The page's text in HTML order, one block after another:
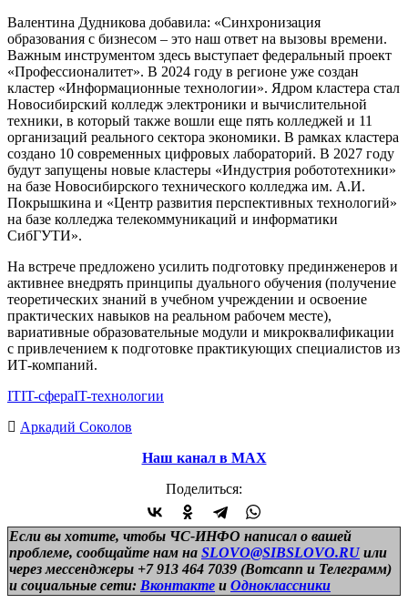
Валентина Дудникова добавила: «Синхронизация
образования с бизнесом – это наш ответ на вызовы времени.
Важным инструментом здесь выступает федеральный проект
«Профессионалитет». В 2024 году в регионе уже создан
кластер «Информационные технологии». Ядром кластера стал
Новосибирский колледж электроники и вычислительной
техники, в который также вошли еще пять колледжей и 11
организаций реального сектора экономики. В рамках кластера
создано 10 современных цифровых лабораторий. В 2027 году
будут запущены новые кластеры «Индустрия робототехники»
на базе Новосибирского технического колледжа им. А.И.
Покрышкина и «Центр развития перспективных технологий»
на базе колледжа телекоммуникаций и информатики
СибГУТИ».
На встрече предложено усилить подготовку прединженеров и
активнее внедрять принципы дуального обучения (получение
теоретических знаний в учебном учреждении и освоение
практических навыков на реальном рабочем месте),
вариативные образовательные модули и микроквалификации
с привлечением к подготовке практикующих специалистов из
ИТ-компаний.
ITIT-сфераIT-технологии
Аркадий Соколов
Наш канал в МАХ
Поделиться:
Если вы хотите, чтобы ЧС-ИНФО написал о вашей
проблеме, сообщайте нам на SLOVO@SIBSLOVO.RU или
через мессенджеры +7 913 464 7039 (Вотсапп и Телеграмм)
и социальные сети: Вконтакте и Одноклассники